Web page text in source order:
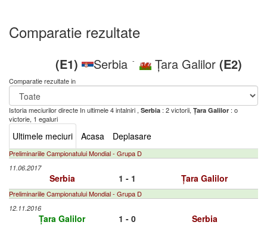
Comparatie rezultate
(E1) Serbia - Țara Galilor (E2)
Comparatie rezultate in
Istoria meciurilor directe In ultimele 4 intalniri , Serbia : 2 victorii, Țara Galilor : o
victorie, 1 egaluri
Ultimele meciuri Acasa Deplasare
Preliminariile Campionatului Mondial - Grupa D
11.06.2017
Serbia 1 - 1 Țara Galilor
Preliminariile Campionatului Mondial - Grupa D
12.11.2016
Țara Galilor 1 - 0 Serbia